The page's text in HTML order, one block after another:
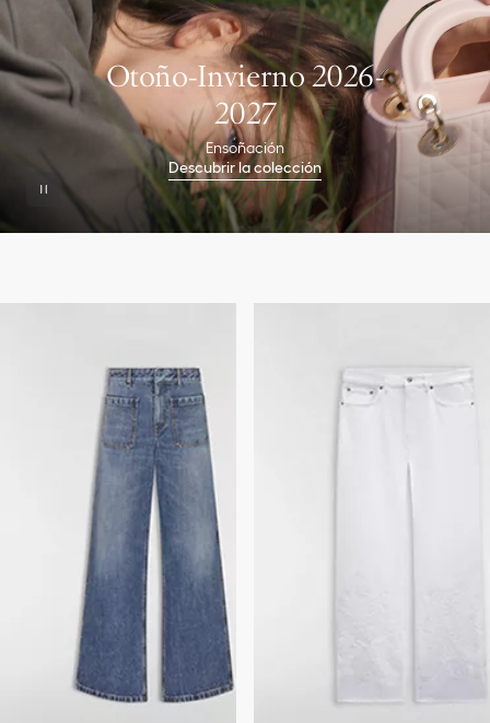
Otoño-Invierno 2026-
2027
Ensoñación
Descubrir la colección